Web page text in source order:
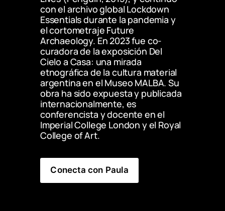
con el archivo global Lockdown
Essentials durante la pandemia y
el cortometraje Future
Archaeology. En 2023 fue co-
curadora de la exposición Del
Cielo a Casa: una mirada
etnográfica de la cultura material
argentina en el Museo MALBA. Su
obra ha sido expuesta y publicada
internacionalmente, es
conferencista y docente en el
Imperial College London y el Royal
College of Art.
Conecta con Paula